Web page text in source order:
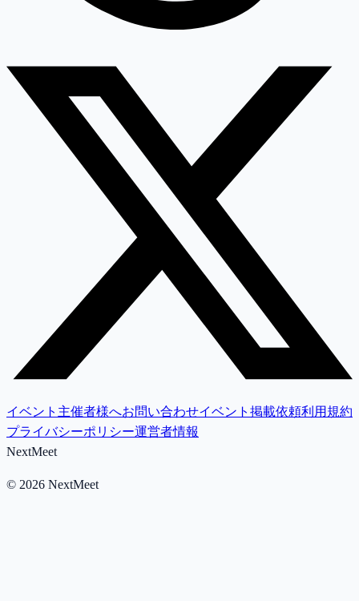
イベント主催者様へお問い合わせイベント掲載依頼利用規約
プライバシーポリシー運営者情報
NextMeet
© 2026 NextMeet